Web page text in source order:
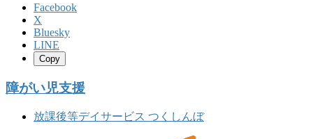
Facebook
X
Bluesky
LINE
Copy
障がい児支援
放課後等デイサービス つくしんぼ